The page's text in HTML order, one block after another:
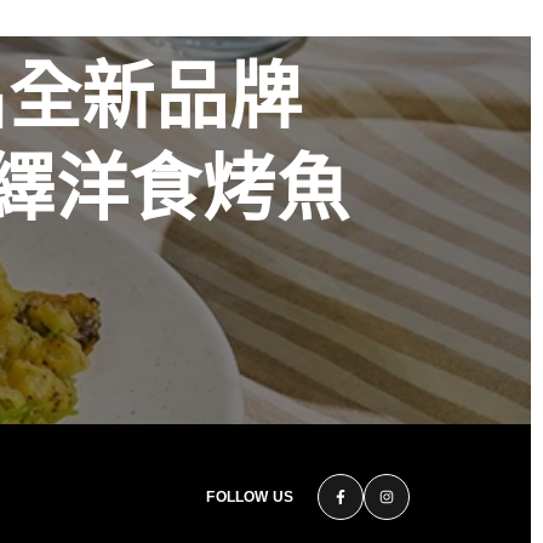
新品牌
洋食烤魚
心藝限量
演繹過桶
FOLLOW US